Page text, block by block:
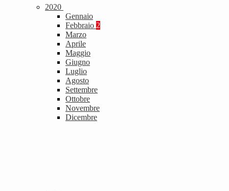
2020
Gennaio
Febbraio 2
Marzo
Aprile
Maggio
Giugno
Luglio
Agosto
Settembre
Ottobre
Novembre
Dicembre